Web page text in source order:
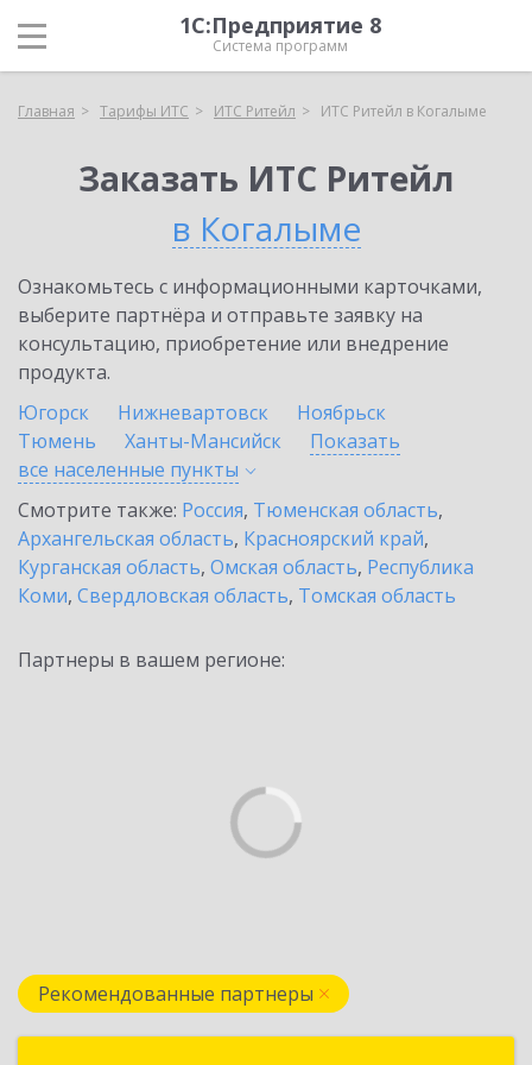
1С:Предприятие 8
Система программ
Главная Тарифы ИТС ИТС Ритейл ИТС Ритейл в Когалыме
Заказать ИТС Ритейл
в Когалыме
Ознакомьтесь с информационными карточками,
выберите партнёра и отправьте заявку на
консультацию, приобретение или внедрение
продукта.
Югорск
Нижневартовск
Ноябрьск
Тюмень
Ханты-Мансийск
Показать
все населенные пункты
Смотрите также: Россия, Тюменская область,
Архангельская область, Красноярский край,
Курганская область, Омская область, Республика
Коми, Свердловская область, Томская область
Партнеры в вашем регионе:
Рекомендованные партнеры